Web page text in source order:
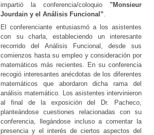
impartió la conferencia/coloquio "Monsieur
Jourdain y el Análisis Funcional”.
El conferenciante entusiasmó a los asistentes
con su charla, estableciendo un interesante
recorrido del Análisis Funcional, desde sus
comienzos hasta su empleo y consideración por
matemáticos más recientes. En su conferencia
recogió interesantes anécdotas de los diferentes
matemáticos que abordaron dicha rama del
análisis matemático. Los asistentes intervinieron
al final de la exposición del Dr. Pacheco,
planteándose cuestiones relacionadas con su
conferencia, llegándose incluso a comentar la
presencia y el interés de ciertos aspectos del